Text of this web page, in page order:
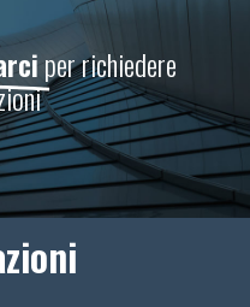
per richiedere